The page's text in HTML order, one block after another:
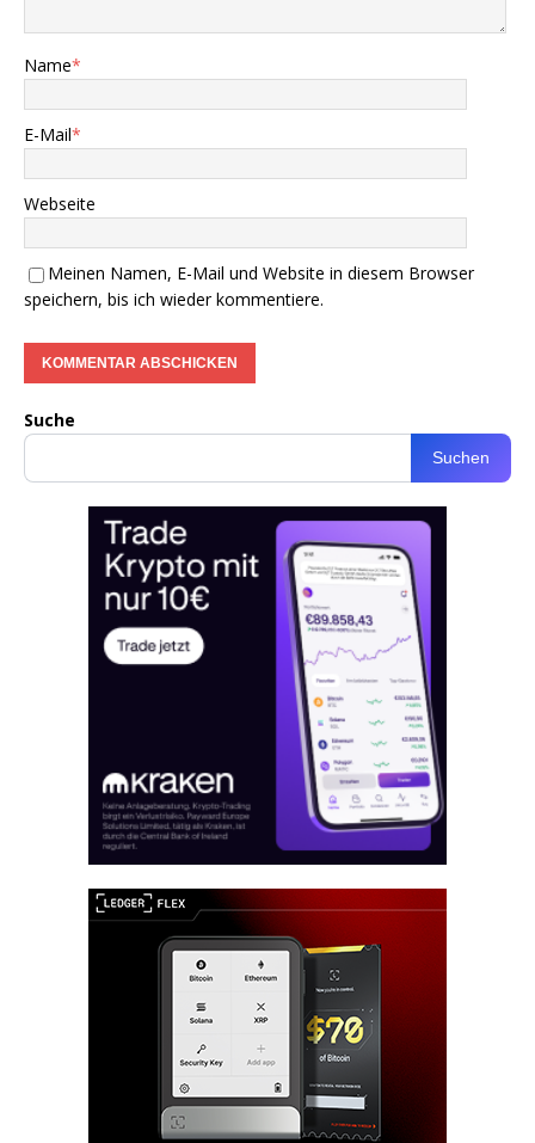
Name*
E-Mail*
Webseite
Meinen Namen, E-Mail und Website in diesem Browser
speichern, bis ich wieder kommentiere.
Suche
Suchen